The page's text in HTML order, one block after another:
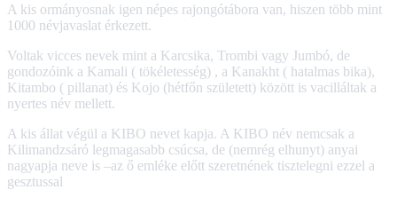
A kis ormányosnak igen népes rajongótábora van, hiszen több mint
1000 névjavaslat érkezett.
Voltak vicces nevek mint a Karcsika, Trombi vagy Jumbó, de
gondozóink a Kamali ( tökéletesség) , a Kanakht ( hatalmas bika),
Kitambo ( pillanat) és Kojo (hétfőn született) között is vacilláltak a
nyertes név mellett.
A kis állat végül a KIBO nevet kapja. A KIBO név nemcsak a
Kilimandzsáró legmagasabb csúcsa, de (nemrég elhunyt) anyai
nagyapja neve is –az ő emléke előtt szeretnének tisztelegni ezzel a
gesztussal